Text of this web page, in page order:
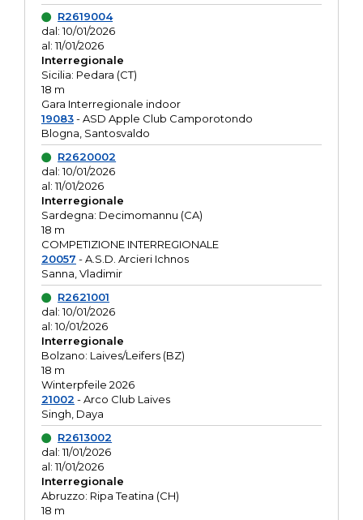
R2619004
dal: 10/01/2026
al: 11/01/2026
Interregionale
Sicilia: Pedara (CT)
18 m
Gara Interregionale indoor
19083- ASD Apple Club Camporotondo
Blogna, Santosvaldo
R2620002
dal: 10/01/2026
al: 11/01/2026
Interregionale
Sardegna: Decimomannu (CA)
18 m
COMPETIZIONE INTERREGIONALE
20057 - A.S.D. Arcieri Ichnos
Sanna, Vladimir
R2621001
dal: 10/01/2026
al: 10/01/2026
Interregionale
Bolzano: Laives/Leifers (BZ)
18 m
Winterpfeile 2026
21002 - Arco Club Laives
Singh, Daya
R2613002
dal: 11/01/2026
al: 11/01/2026
Interregionale
Abruzzo: Ripa Teatina (CH)
18 m